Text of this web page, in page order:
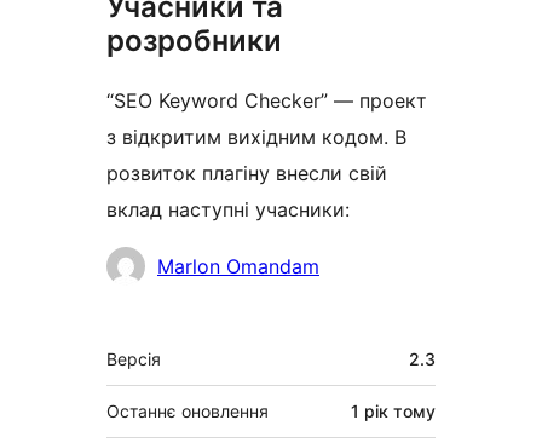
розробники
“SEO Keyword Checker” — проект
з відкритим вихідним кодом. В
розвиток плагіну внесли свій
вклад наступні учасники:
УчасникиMarlon Omandam
Мета
Версія 2.3
Останнє оновлення 1 рік тому